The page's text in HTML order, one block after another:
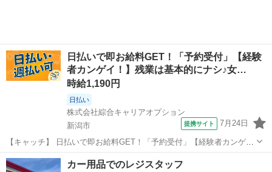
日払いで即お給料GET！「予約受付」【経験
者カンゲイ！】残業は基本的にナシ♪女…
時給1,190円
日払い
株式会社綜合キャリアオプション
新潟市
提携サイト 7月24日
【キャッチ】 日払いで即お給料GET！「予約受付」【経験者カンゲ
イ！】残業は基本的にナシ♪女性活躍中の職場！好きな髪色でOK♪高時
給1190円！ 【コメント】 弊社なら事前の職場見学が多数！お仕事安
新潟 新潟市 その他
カー用品でのレジスタッフ